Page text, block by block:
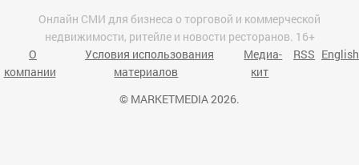
Онлайн СМИ для бизнеса о торговой и коммерческой
недвижимости, ритейле и новости ресторанов. 16+
О
компании
Условия использования
материалов
Медиа-
кит
RSS English
© MARKETMEDIA 2026.